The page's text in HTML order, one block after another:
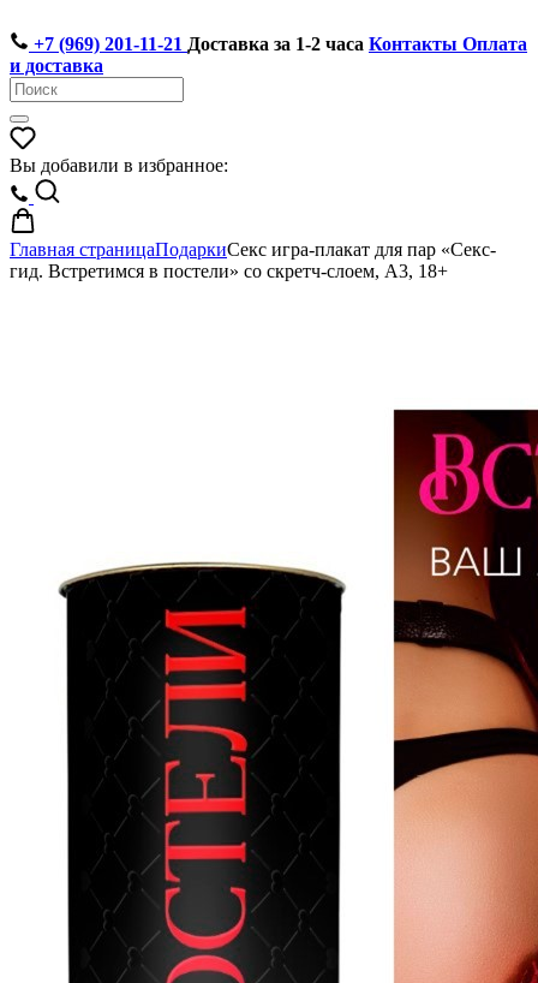
+7 (969) 201-11-21 Доставка за 1-2 часа Контакты Оплата
и доставка
Вы добавили в избранное:
Главная страницаПодаркиСекс игра-плакат для пар «Секс-
гид. Встретимся в постели» со скретч-слоем, А3, 18+